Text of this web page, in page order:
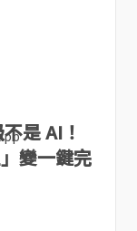
是 AI！
變一鍵完